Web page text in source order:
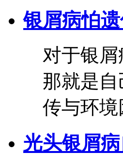
银屑病怕
对于银
那就是
传与环境
光头银屑